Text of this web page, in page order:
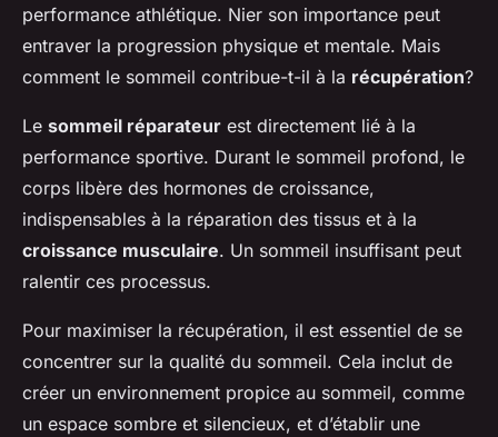
performance athlétique. Nier son importance peut
entraver la progression physique et mentale. Mais
comment le sommeil contribue-t-il à la récupération?
Le sommeil réparateur est directement lié à la
performance sportive. Durant le sommeil profond, le
corps libère des hormones de croissance,
indispensables à la réparation des tissus et à la
croissance musculaire. Un sommeil insuffisant peut
ralentir ces processus.
Pour maximiser la récupération, il est essentiel de se
concentrer sur la qualité du sommeil. Cela inclut de
créer un environnement propice au sommeil, comme
un espace sombre et silencieux, et d’établir une